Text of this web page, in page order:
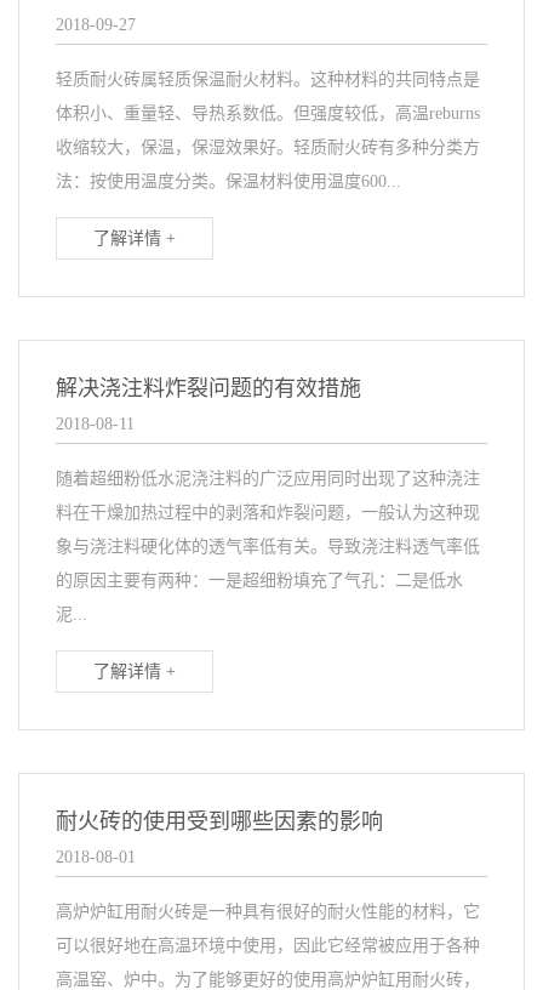
2018-09-27
轻质耐火砖属轻质保温耐火材料。这种材料的共同特点是
体积小、重量轻、导热系数低。但强度较低，高温reburns
收缩较大，保温，保湿效果好。轻质耐火砖有多种分类方
法：按使用温度分类。保温材料使用温度600...
了解详情 +
解决浇注料炸裂问题的有效措施
2018-08-11
随着超细粉低水泥浇注料的广泛应用同时出现了这种浇注
料在干燥加热过程中的剥落和炸裂问题，一般认为这种现
象与浇注料硬化体的透气率低有关。导致浇注料透气率低
的原因主要有两种：一是超细粉填充了气孔：二是低水
泥...
了解详情 +
耐火砖的使用受到哪些因素的影响
2018-08-01
高炉炉缸用耐火砖是一种具有很好的耐火性能的材料，它
可以很好地在高温环境中使用，因此它经常被应用于各种
高温窑、炉中。为了能够更好的使用高炉炉缸用耐火砖，